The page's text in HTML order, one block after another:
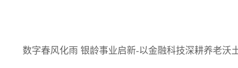
数字春风化雨 银龄事业启新-以金融科技深耕养老沃